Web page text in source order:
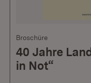
Broschüre
40 Jahre
in Not“